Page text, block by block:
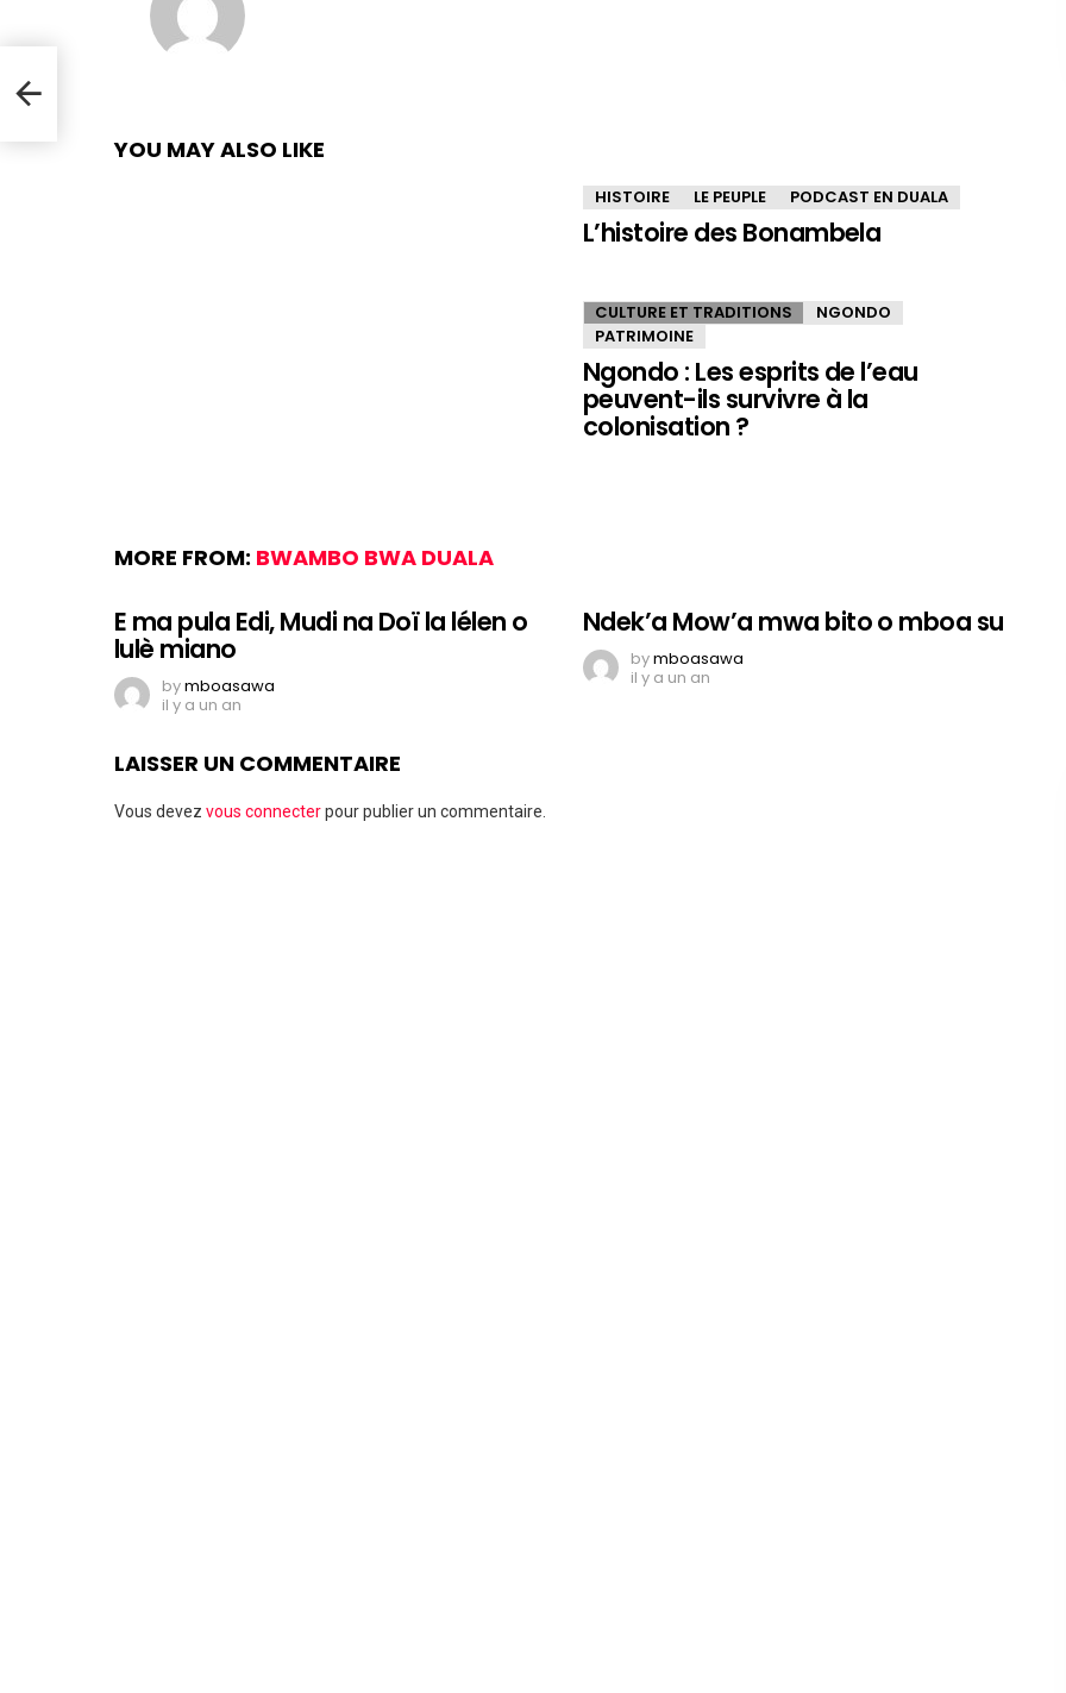
YOU MAY ALSO LIKE
HISTOIRE LE PEUPLE PODCAST EN DUALA
L’histoire des Bonambela
CULTURE ET TRADITIONS
NGONDO
PATRIMOINE
Ngondo : Les esprits de l’eau
peuvent-ils survivre à la
colonisation ?
MORE FROM: BWAMBO BWA DUALA
E ma pula Edi, Mudi na Doï la lélen o
lulè miano
bymboasawa
il y a un an
Ndek’a Mow’a mwa bito o mboa su
bymboasawa
il y a un an
LAISSER UN COMMENTAIRE
Vous devez vous connecterpour publier un commentaire.